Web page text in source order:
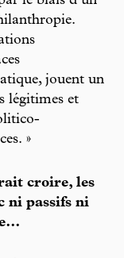
jouent un
légitimes et
»
croire, les
ni passifs ni